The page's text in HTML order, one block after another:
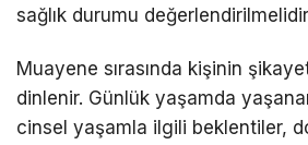
sağlık durumu
Muayene sırasında kişinin
dinlenir. Günlük yaşamda
cinsel yaşamla ilgili beklentiler,